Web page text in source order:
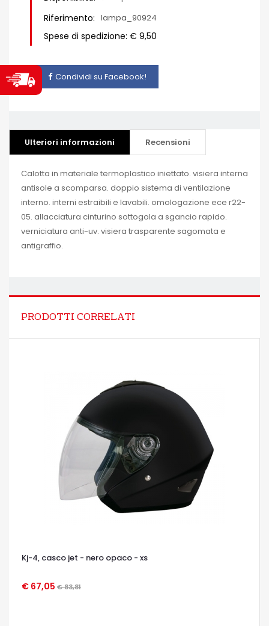
Riferimento: lampa_90924
Spese di spedizione: € 9,50
Condividi su Facebook!
Ulteriori informazioni Recensioni
Calotta in materiale termoplastico iniettato. visiera interna
antisole a scomparsa. doppio sistema di ventilazione
interno. interni estraibili e lavabili. omologazione ece r22-
05. allacciatura cinturino sottogola a sgancio rapido.
verniciatura anti-uv. visiera trasparente sagomata e
antigraffio.
PRODOTTI CORRELATI
Kj-4, casco jet - nero opaco - xs
€ 67,05 € 83,81
OCCHIATA VELOCE